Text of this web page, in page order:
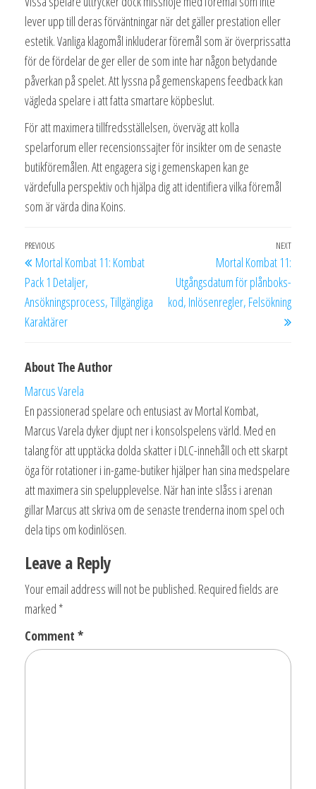
lever upp till deras förväntningar när det gäller prestation eller
estetik. Vanliga klagomål inkluderar föremål som är överprissatta
för de fördelar de ger eller de som inte har någon betydande
påverkan på spelet. Att lyssna på gemenskapens feedback kan
vägleda spelare i att fatta smartare köpbeslut.
För att maximera tillfredsställelsen, överväg att kolla
spelarforum eller recensionssajter för insikter om de senaste
butikföremålen. Att engagera sig i gemenskapen kan ge
värdefulla perspektiv och hjälpa dig att identifiera vilka föremål
som är värda dina Koins.
Post
navigation
Previous
Post
PREVIOUS
Mortal Kombat 11: Kombat
Pack 1 Detaljer,
Ansökningsprocess, Tillgängliga
Karaktärer
Next
NEXT
Mortal Kombat 11:
Utgångsdatum för plånboks-
kod, Inlösenregler, Felsökning
About The Author
Marcus Varela
En passionerad spelare och entusiast av Mortal Kombat,
Marcus Varela dyker djupt ner i konsolspelens värld. Med en
talang för att upptäcka dolda skatter i DLC-innehåll och ett skarpt
öga för rotationer i in-game-butiker hjälper han sina medspelare
att maximera sin spelupplevelse. När han inte slåss i arenan
gillar Marcus att skriva om de senaste trenderna inom spel och
dela tips om kodinlösen.
Leave a Reply
Your email address will not be published. Required fields are
marked *
Comment *